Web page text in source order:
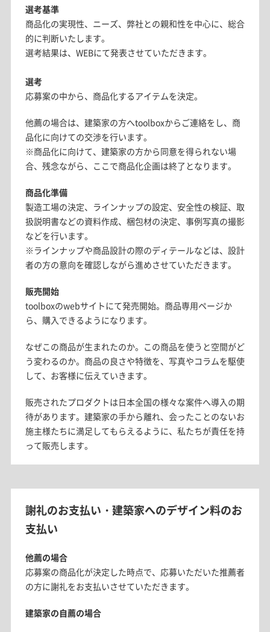
選考基準
商品化の実現性、ニーズ、弊社との親和性を中心に、総合
的に判断いたします。
選考結果は、WEBにて発表させていただきます。
選考
応募案の中から、商品化するアイテムを決定。
他薦の場合は、建築家の方へtoolboxからご連絡をし、商
品化に向けての交渉を行います。
※商品化に向けて、建築家の方から同意を得られない場
合、残念ながら、ここで商品化企画は終了となります。
商品化準備
製造工場の決定、ラインナップの設定、安全性の検証、取
扱説明書などの資料作成、梱包材の決定、事例写真の撮影
などを行います。
※ラインナップや商品設計の際のディテールなどは、設計
者の方の意向を確認しながら進めさせていただきます。
販売開始
toolboxのwebサイトにて発売開始。商品専用ページか
ら、購入できるようになります。
なぜこの商品が生まれたのか。この商品を使うと空間がど
う変わるのか。商品の良さや特徴を、写真やコラムを駆使
して、お客様に伝えていきます。
販売されたプロダクトは日本全国の様々な案件へ導入の期
待があります。建築家の手から離れ、会ったことのないお
施主様たちに満足してもらえるように、私たちが責任を持
って販売します。
謝礼のお支払い・建築家へのデザイン料のお
支払い
他薦の場合
応募案の商品化が決定した時点で、応募いただいた推薦者
の方に謝礼をお支払いさせていただきます。
建築家の自薦の場合